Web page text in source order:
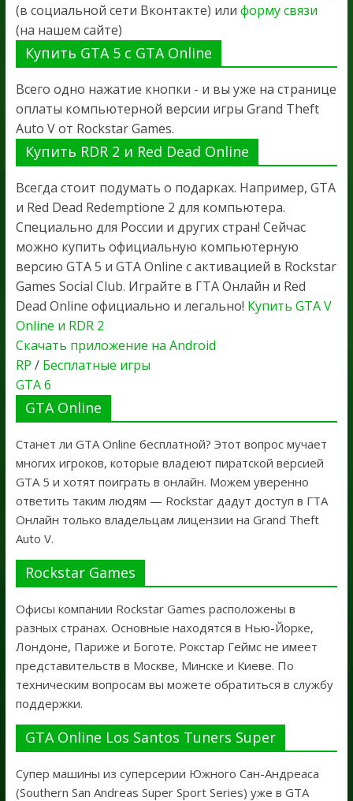
(в социальной сети Вконтакте) или форму связи
(на нашем сайте)
Купить GTA 5 с GTA Online
Всего одно нажатие кнопки - и вы уже на странице
оплаты компьютерной версии игры Grand Theft
Auto V от Rockstar Games.
Купить RDR 2 и Red Dead Online
Всегда стоит подумать о подарках. Например, GTA
и Red Dead Redemptione 2 для компьютера.
Специально для России и других стран! Сейчас
можно купить официальную компьютерную
версию GTA 5 и GTA Online с активацией в Rockstar
Games Social Club. Играйте в ГТА Онлайн и Red
Dead Online официально и легально! Купить GTA V
Online и RDR 2
Скачать приложение на Android
RP / Бесплатные игры
GTA 6
GTA Online
Станет ли GTA Online бесплатной? Этот вопрос мучает
многих игроков, которые владеют пиратской версией
GTA 5 и хотят поиграть в онлайн. Можем уверенно
ответить таким людям — Rockstar дадут доступ в ГТА
Онлайн только владельцам лицензии на Grand Theft
Auto V.
Rockstar Games
Офисы компании Rockstar Games расположены в
разных странах. Основные находятся в Нью-Йорке,
Лондоне, Париже и Боготе. Рокстар Геймс не имеет
представительств в Москве, Минске и Киеве. По
техническим вопросам вы можете обратиться в службу
поддержки.
GTA Online Los Santos Tuners Super
Супер машины из суперсерии Южного Сан-Андреаса
(Southern San Andreas Super Sport Series) уже в GTA